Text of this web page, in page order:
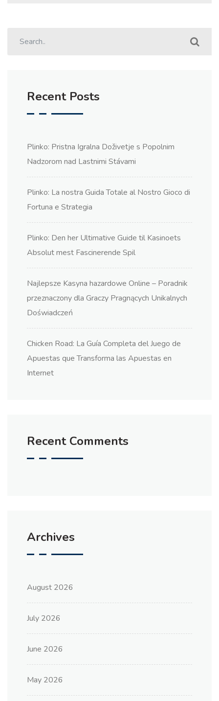
Recent Posts
Plinko: Pristna Igralna Doživetje s Popolnim
Nadzorom nad Lastnimi Stávami
Plinko: La nostra Guida Totale al Nostro Gioco di
Fortuna e Strategia
Plinko: Den her Ultimative Guide til Kasinoets
Absolut mest Fascinerende Spil
Najlepsze Kasyna hazardowe Online – Poradnik
przeznaczony dla Graczy Pragnących Unikalnych
Doświadczeń
Chicken Road: La Guía Completa del Juego de
Apuestas que Transforma las Apuestas en
Internet
Recent Comments
Archives
August 2026
July 2026
June 2026
May 2026